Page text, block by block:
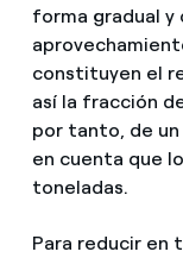
forma gradual y
constituyen el
así la fracción
por tanto, de
en cuenta que
toneladas.
Para reducir en